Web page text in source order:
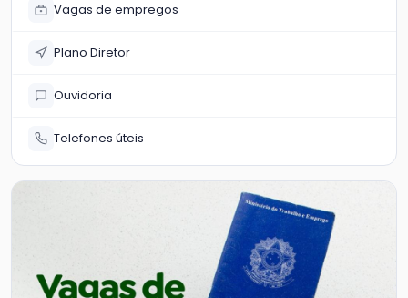
Vagas de empregos
Plano Diretor
Ouvidoria
Telefones úteis